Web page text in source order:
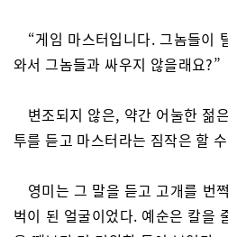
“게임 마스터입니다. 그놈들이
와서 그놈들과 싸우지 않을래요?”
변조되지 않은, 약간 어눌한 젊
투를 듣고 마스터라는 짐작은 할
영미는 그 말을 듣고 고개를 번
벅이 된 얼굴이었다. 예순은 칼을